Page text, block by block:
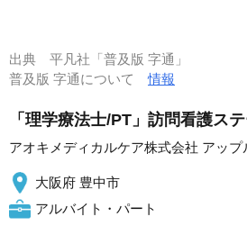
出典 平凡社「普及版 字通」
普及版 字通について情報
「理学療法士/PT」訪問看護ス
アオキメディカルケア株式会社 アッ
大阪府 豊中市
アルバイト・パート